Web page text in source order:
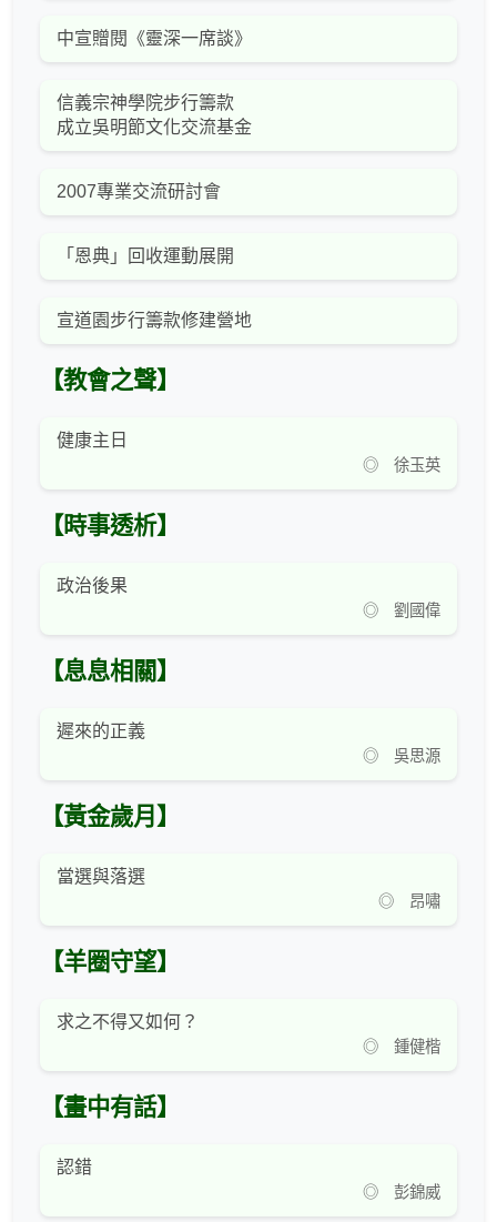
中宣贈閱《靈深一席談》
信義宗神學院步行籌款
成立吳明節文化交流基金
2007專業交流研討會
「恩典」回收運動展開
宣道園步行籌款修建營地
【教會之聲】
健康主日
◎ 徐玉英
【時事透析】
政治後果
◎ 劉國偉
【息息相關】
遲來的正義
◎ 吳思源
【黃金歲月】
當選與落選
◎ 昂嘯
【羊圈守望】
求之不得又如何？
◎ 鍾健楷
【畫中有話】
認錯
◎ 彭錦威